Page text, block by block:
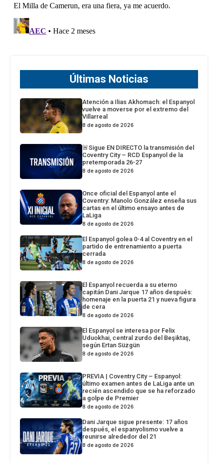
Últimas Noticias
Atención a Ilias Akhomach: el Espanyol
vuelve a moverse por el extremo del
Villarreal
8 de agosto de 2026
🚨Sigue EN DIRECTO la transmisión del
Coventry City – RCD Espanyol de la
pretemporada 26-27
8 de agosto de 2026
Once oficial del Espanyol ante el
Coventry: Manolo González enseña sus
cartas en el último ensayo antes de
LaLiga
8 de agosto de 2026
El Espanyol golea 0-4 al Coventry en el
partido de entrenamiento a puerta
cerrada
8 de agosto de 2026
El Espanyol recuerda a su eterno
capitán Dani Jarque 17 años después:
homenaje en la puerta 21 y nueva figura
de cera
8 de agosto de 2026
El Espanyol se interesa por Felix
Uduokhai, central zurdo del Beşiktaş,
según Ertan Süzgün
8 de agosto de 2026
PREVIA | Coventry City – Espanyol:
último examen antes de LaLiga ante un
recién ascendido que se ha reforzado
a golpe de Premier
8 de agosto de 2026
Dani Jarque sigue presente: 17 años
después, el espanyolismo vuelve a
reunirse alrededor del 21
8 de agosto de 2026